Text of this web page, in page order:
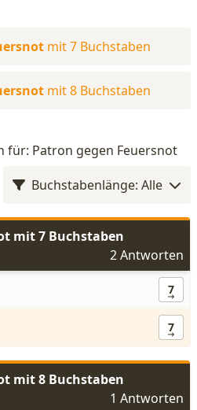
mit 7 Buchstaben
mit 8 Buchstaben
für: Patron gegen Feuersnot
Buchstabenlänge: Alle
mit 7 Buchstaben
2 Antworten
7
7
mit 8 Buchstaben
1 Antworten